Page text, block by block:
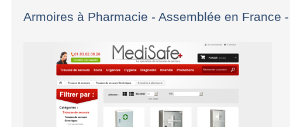
Armoires à Pharmacie - Assemblée en France